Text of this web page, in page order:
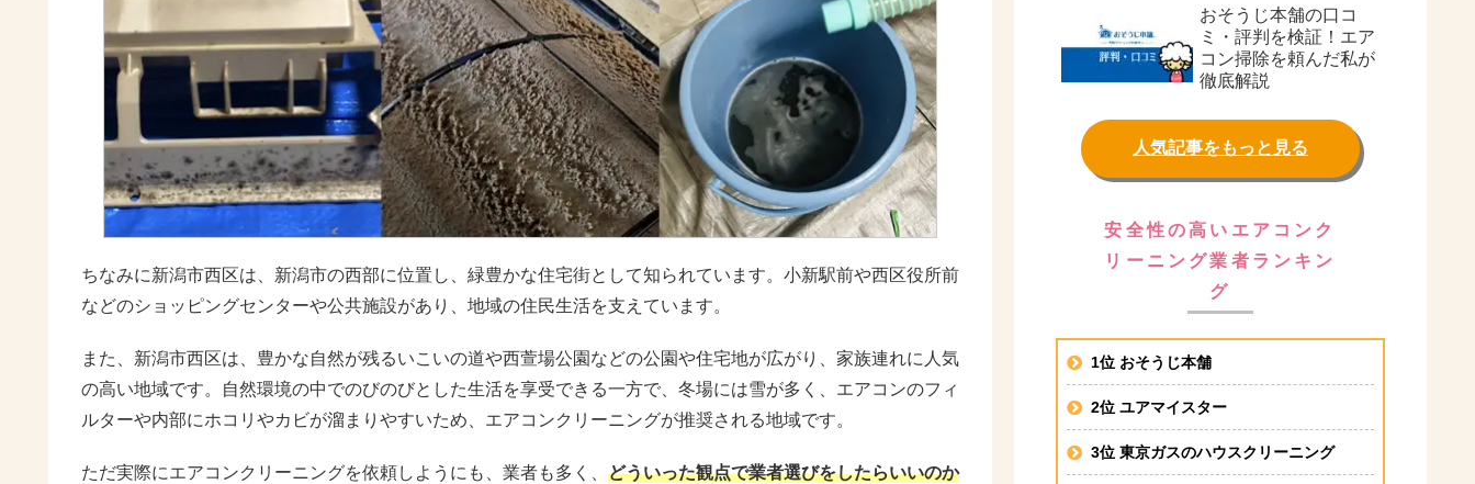
ちなみに新潟市西区は、新潟市の西部に位置し、緑豊かな住宅街として知られています。小新駅前や西区役所前
などのショッピングセンターや公共施設があり、地域の住民生活を支えています。
また、新潟市西区は、豊かな自然が残るいこいの道や西萱場公園などの公園や住宅地が広がり、家族連れに人気
の高い地域です。自然環境の中でのびのびとした生活を享受できる一方で、冬場には雪が多く、エアコンのフィ
ルターや内部にホコリやカビが溜まりやすいため、エアコンクリーニングが推奨される地域です。
ただ実際にエアコンクリーニングを依頼しようにも、業者も多く、 どういった観点で業者選びをしたらいいのか
おそうじ本舗の口コ
ミ・評判を検証！エア
コン掃除を頼んだ私が
徹底解説
人気記事をもっと見る
安全性の高いエアコンク
リーニング業者ランキン
グ
1位 おそうじ本舗
2位 ユアマイスター
3位 東京ガスのハウスクリーニング